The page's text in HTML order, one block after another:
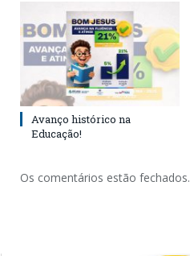
Avanço histórico na
Educação!
Os comentários estão fechados.